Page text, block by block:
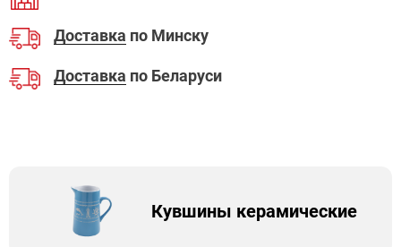
Доставка по Минску
Доставка по Беларуси
Кувшины керамические